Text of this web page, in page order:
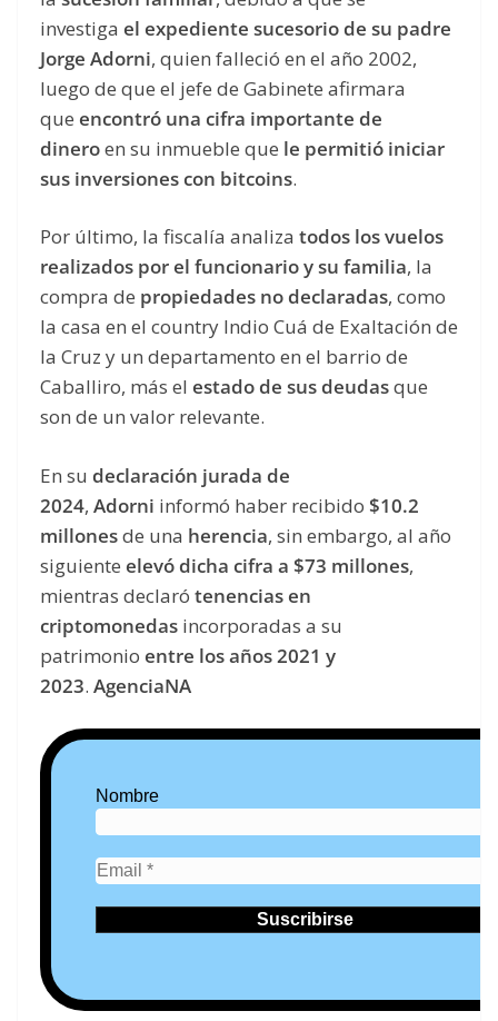
investiga el expediente sucesorio de su padre
Jorge Adorni, quien falleció en el año 2002,
luego de que el jefe de Gabinete afirmara
que encontró una cifra importante de
dineroen su inmueble que le permitió iniciar
sus inversiones con bitcoins.
Por último, la fiscalía analiza todos los vuelos
realizados por el funcionario y su familia, la
compra de propiedades no declaradas, como
la casa en el country Indio Cuá de Exaltación de
la Cruz y un departamento en el barrio de
Caballiro, más el estado de sus deudasque
son de un valor relevante.
En su declaración jurada de
2024, Adorni informó haber recibido $10.2
millonesde una herencia, sin embargo, al año
siguiente elevó dicha cifra a $73 millones,
mientras declaró tenencias en
criptomonedas incorporadas a su
patrimonio entre los años 2021 y
2023. AgenciaNA
Nombre